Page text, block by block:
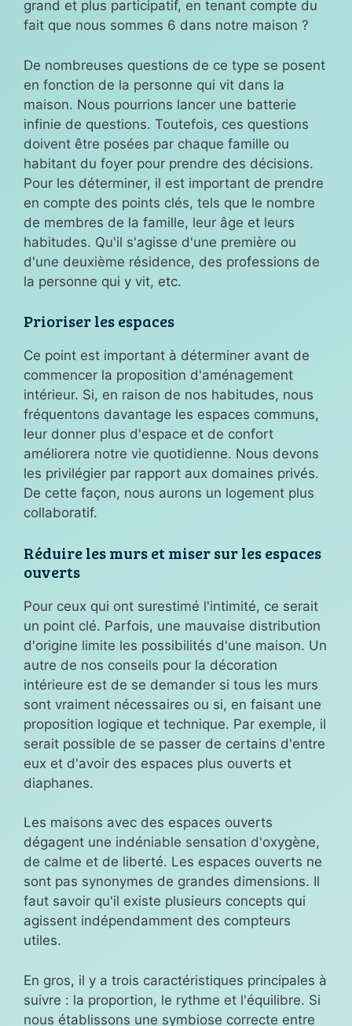
grand et plus participatif, en tenant compte du
fait que nous sommes 6 dans notre maison ?
De nombreuses questions de ce type se posent
en fonction de la personne qui vit dans la
maison. Nous pourrions lancer une batterie
infinie de questions. Toutefois, ces questions
doivent être posées par chaque famille ou
habitant du foyer pour prendre des décisions.
Pour les déterminer, il est important de prendre
en compte des points clés, tels que le nombre
de membres de la famille, leur âge et leurs
habitudes. Qu'il s'agisse d'une première ou
d'une deuxième résidence, des professions de
la personne qui y vit, etc.
Prioriser les espaces
Ce point est important à déterminer avant de
commencer la proposition d'aménagement
intérieur. Si, en raison de nos habitudes, nous
fréquentons davantage les espaces communs,
leur donner plus d'espace et de confort
améliorera notre vie quotidienne. Nous devons
les privilégier par rapport aux domaines privés.
De cette façon, nous aurons un logement plus
collaboratif.
Réduire les murs et miser sur les espaces
ouverts
Pour ceux qui ont surestimé l'intimité, ce serait
un point clé. Parfois, une mauvaise distribution
d'origine limite les possibilités d'une maison. Un
autre de nos conseils pour la décoration
intérieure est de se demander si tous les murs
sont vraiment nécessaires ou si, en faisant une
proposition logique et technique. Par exemple, il
serait possible de se passer de certains d'entre
eux et d'avoir des espaces plus ouverts et
diaphanes.
Les maisons avec des espaces ouverts
dégagent une indéniable sensation d'oxygène,
de calme et de liberté. Les espaces ouverts ne
sont pas synonymes de grandes dimensions. Il
faut savoir qu'il existe plusieurs concepts qui
agissent indépendamment des compteurs
utiles.
En gros, il y a trois caractéristiques principales à
suivre : la proportion, le rythme et l'équilibre. Si
nous établissons une symbiose correcte entre